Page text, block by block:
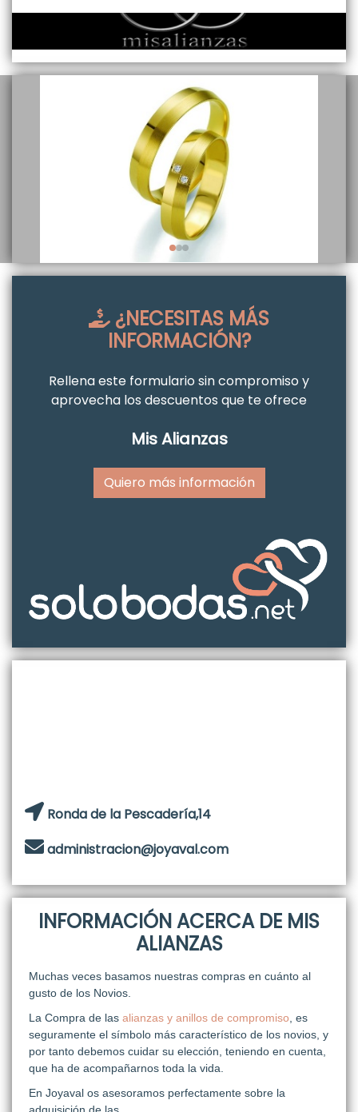
¿NECESITAS MÁS
INFORMACIÓN?
Rellena este formulario sin compromiso y
aprovecha los descuentos que te ofrece
Mis Alianzas
Quiero más información
Ronda de la Pescadería,14
administracion@joyaval.com
INFORMACIÓN ACERCA DE MIS
ALIANZAS
Muchas veces basamos nuestras compras en cuánto al
gusto de los Novios.
La Compra de las alianzas y anillos de compromiso , es
seguramente el símbolo más característico de los novios, y
por tanto debemos cuidar su elección, teniendo en cuenta,
que ha de acompañarnos toda la vida.
En Joyaval os asesoramos perfectamente sobre la
adquisición de las …